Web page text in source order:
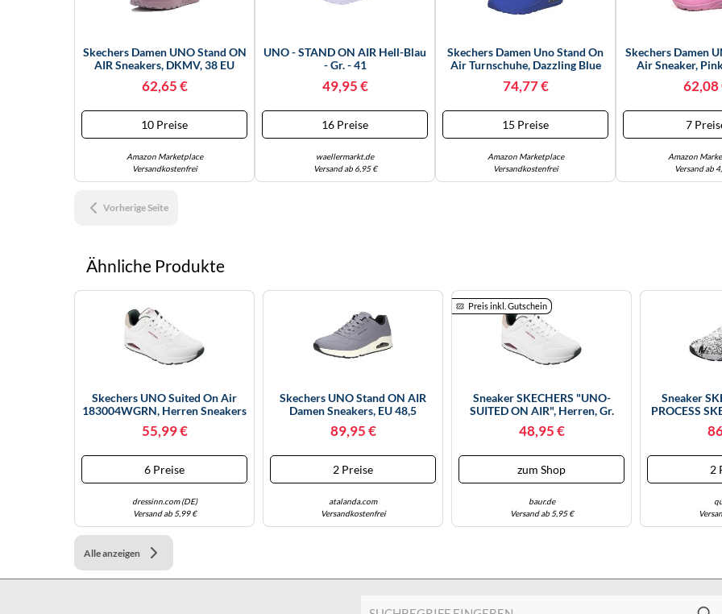
Skechers Damen UNO Stand ON
AIR Sneakers, DKMV, 38 EU
62,65 €
10 Preise
Amazon Marketplace
Versandkostenfrei
UNO - STAND ON AIR Hell-Blau
- Gr. - 41
49,95 €
16 Preise
waellermarkt.de
Versand ab 6,95 €
Skechers Damen Uno Stand On
Air Turnschuhe, Dazzling Blue
74,77 €
15 Preise
Amazon Marketplace
Versandkostenfrei
Skechers Damen
Air Sneaker,
62,08
7
Amazon
Versand ab
Vorherige Seite
Ähnliche Produkte
Skechers UNO Suited On Air
183004WGRN, Herren Sneakers
- 43 EU
55,99 €
6 Preise
dressinn.com (DE)
Versand ab 5,99 €
Skechers UNO Stand ON AIR
Damen Sneakers, EU 48,5
89,95 €
2 Preise
atalanda.com
Versandkostenfrei
Preis inkl. Gutschein
Sneaker SKECHERS "UNO-
SUITED ON AIR", Herren, Gr.
48,5, Weiß (weiß, Grün),
Lederimitat, Veloursleder,
Halbschuh, Schnürschuh Mit
Modischer Keils
48,95 €
zum Shop
baur.de
Versand ab 5,95 €
Sneaker
PROCESS
35,
Schwarz),
2
Alle anzeigen